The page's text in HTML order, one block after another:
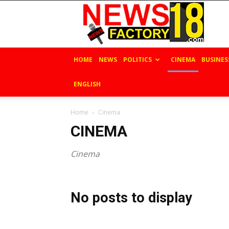
News
Factory
18
HOME NEWS POLITICS CINEMA
ENGLISH
Home Cinema
CINEMA
Cinema
No posts to display